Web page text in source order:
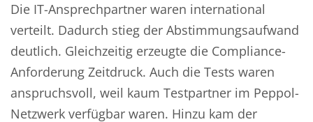
Die IT-Ansprechpartner waren international
verteilt. Dadurch stieg der Abstimmungsaufwand
deutlich. Gleichzeitig erzeugte die Compliance-
Anforderung Zeitdruck. Auch die Tests waren
anspruchsvoll, weil kaum Testpartner im Peppol-
Netzwerk verfügbar waren. Hinzu kam der